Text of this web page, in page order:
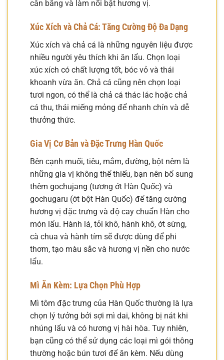
cân bằng và làm nổi bật hương vị.
Xúc Xích và Chả Cá: Tăng Cường Độ Đa Dạng
Xúc xích và chả cá là những nguyên liệu được
nhiều người yêu thích khi ăn lẩu. Chọn loại
xúc xích có chất lượng tốt, bóc vỏ và thái
khoanh vừa ăn. Chả cá cũng nên chọn loại
tươi ngon, có thể là chả cá thác lác hoặc chả
cá thu, thái miếng mỏng để nhanh chín và dễ
thưởng thức.
Gia Vị Cơ Bản và Đặc Trưng Hàn Quốc
Bên cạnh muối, tiêu, mắm, đường, bột nêm là
những gia vị không thể thiếu, bạn nên bổ sung
thêm gochujang (tương ớt Hàn Quốc) và
gochugaru (ớt bột Hàn Quốc) để tăng cường
hương vị đặc trưng và độ cay chuẩn Hàn cho
món lẩu. Hành lá, tỏi khô, hành khô, ớt sừng,
cà chua và hành tím sẽ được dùng để phi
thơm, tạo màu sắc và hương vị nền cho nước
lẩu.
Mì Ăn Kèm: Lựa Chọn Phù Hợp
Mì tôm đặc trưng của Hàn Quốc thường là lựa
chọn lý tưởng bởi sợi mì dai, không bị nát khi
nhúng lẩu và có hương vị hài hòa. Tuy nhiên,
bạn cũng có thể sử dụng các loại mì gói thông
thường hoặc bún tươi để ăn kèm. Nếu dùng